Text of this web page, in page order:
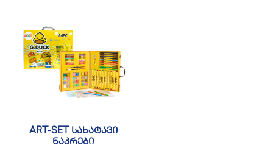
ART-SET სახატავი
ნაკრები